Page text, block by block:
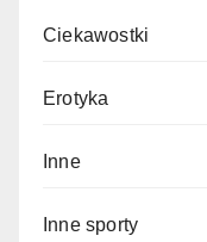
Ciekawostki
Erotyka
Inne
Inne sporty